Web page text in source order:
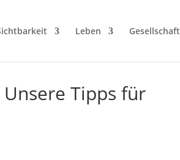
Leben Gesellschaft
Tipps für